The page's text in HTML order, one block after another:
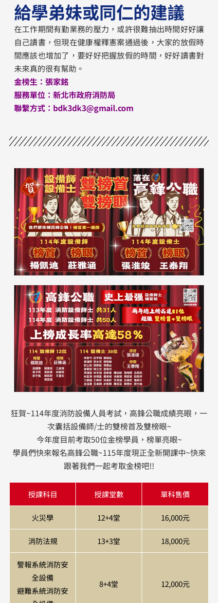
給學弟妹或同仁的建議
在工作期間有勤業務的壓力，或許很難抽出時間好好讓
自己讀書，但現在健康權釋憲案通過後，大家的放假時
間應該也增加了，要好好把握放假的時間，好好讀書對
未來真的很有幫助。
金榜生： 張家銘
服務單位： 新北市政府消防局
聯繫方式：bdk3dk3@gmail.com
狂賀~114年度消防設備人員考試，高鋒公職成績亮眼，一
次囊括設備師/士的雙榜首及雙榜眼~
今年度目前考取50位金榜學員，榜單亮眼~
學員們快來報名高鋒公職~115年度現正全新開課中~快來
跟著我們一起考取金榜吧!!
授課科目 授課堂數 單科售價
火災學 12+4堂 16,000元
消防法規 13+3堂 18,000元
警報系統消防安
全設備
避難系統消防安
8+4堂 12,000元